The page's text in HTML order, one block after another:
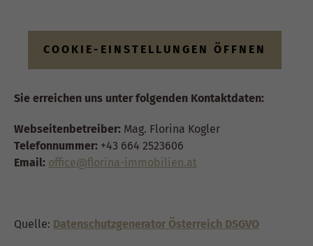
COOKIE-EINSTELLUNGEN ÖFFNEN
Sie erreichen uns unter folgenden Kontaktdaten:
Webseitenbetreiber: Mag. Florina Kogler
Telefonnummer: +43 664 2523606
Email: office@florina-immobilien.at
Quelle: Datenschutzgenerator Österreich DSGVO